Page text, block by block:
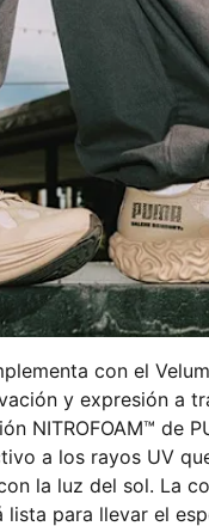
con el
y expresión a
NITROFOAM™ de
a los rayos UV
la luz del sol. La
lista para llevar el